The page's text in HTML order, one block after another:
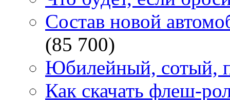
Состав новой
(85 700)
Юбилейный, сотый,
Как скачать флеш-